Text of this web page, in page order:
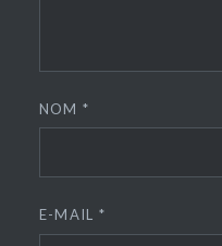
NOM*
E-MAIL *